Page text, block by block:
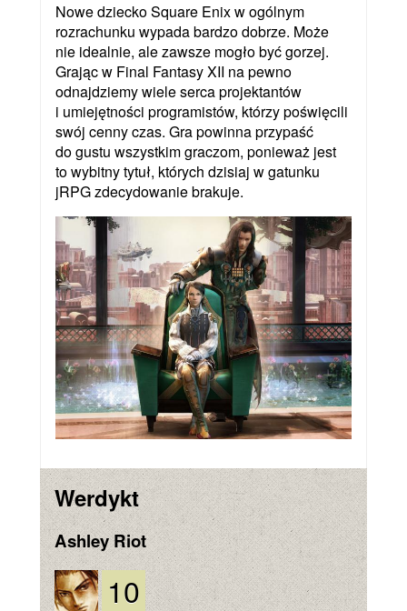
Nowe dziecko Square Enix w ogólnym
rozrachunku wypada bardzo dobrze. Może
nie idealnie, ale zawsze mogło być gorzej.
Grając w Final Fantasy XII na pewno
odnajdziemy wiele serca projektantów
i umiejętności programistów, którzy poświęcili
swój cenny czas. Gra powinna przypaść
do gustu wszystkim graczom, ponieważ jest
to wybitny tytuł, których dzisiaj w gatunku
jRPG zdecydowanie brakuje.
Werdykt
Ashley Riot
10